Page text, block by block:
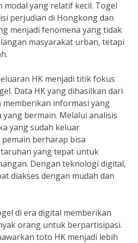
modal yang relatif kecil. Togel
perjudian di Hongkong dan
menjadi fenomena yang tidak
masyarakat urban, tetapi
HK menjadi titik fokus
Data HK yang dihasilkan dari
informasi yang
bermain. Melalui analisis
yang sudah keluar
berharap bisa
yang tepat untuk
Dengan teknologi digital,
diakses dengan mudah dan
di era digital memberikan
orang untuk berpartisipasi.
toto HK menjadi lebih